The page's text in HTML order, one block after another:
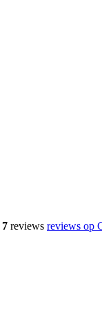
7 reviews reviews op